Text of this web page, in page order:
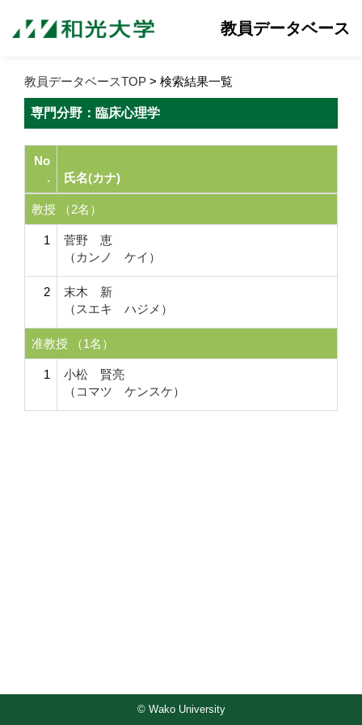
教員データベース
教員データベースTOP > 検索結果一覧
専門分野：臨床心理学
No
.
氏名(カナ)
教授 （2名）
1
菅野 恵
（カンノ ケイ）
2
末木 新
（スエキ ハジメ）
准教授 （1名）
1
小松 賢亮
（コマツ ケンスケ）
© Wako University